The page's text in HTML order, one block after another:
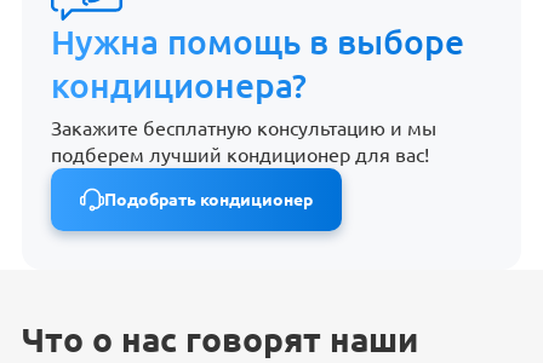
Нужна помощь в выборе
кондиционера?
Закажите бесплатную консультацию и мы
подберем лучший кондиционер для вас!
Подобрать кондиционер
Что о нас говорят наши